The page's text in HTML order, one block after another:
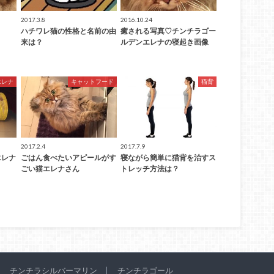
2017.3.8
ハチワレ猫の性格と名前の由
来は？
2016.10.24
癒される写真♡チンチラゴー
ルデンエレナの寝起き画像
ナ
ナ
キャットフード
2017.2.4
ごはん食べたいアピールがす
ごい猫エレナさん
猫背
2017.7.9
寝ながら簡単に猫背を治すス
トレッチ方法は？
チンチラシルバーマリン チンチラゴール